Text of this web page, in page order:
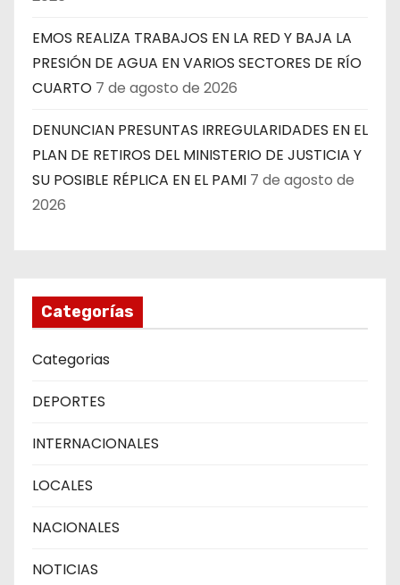
EMOS REALIZA TRABAJOS EN LA RED Y BAJA LA
PRESIÓN DE AGUA EN VARIOS SECTORES DE RÍO
CUARTO 7 de agosto de 2026
DENUNCIAN PRESUNTAS IRREGULARIDADES EN EL
PLAN DE RETIROS DEL MINISTERIO DE JUSTICIA Y
SU POSIBLE RÉPLICA EN EL PAMI 7 de agosto de
2026
Categorías
Categorias
DEPORTES
INTERNACIONALES
LOCALES
NACIONALES
NOTICIAS